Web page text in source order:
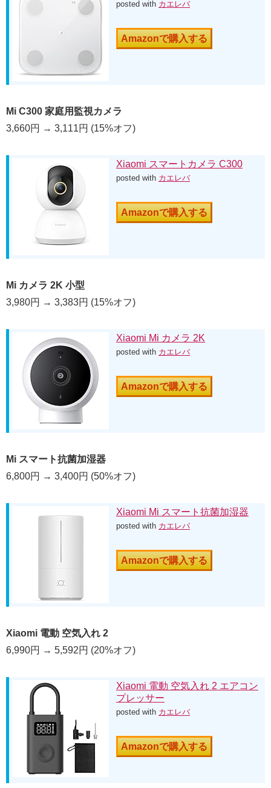
posted with カエレバ
Amazonで購入する
Mi C300 家庭用監視カメラ
3,660円 → 3,111円 (15%オフ)
Xiaomi スマートカメラ C300
posted with カエレバ
Amazonで購入する
Mi カメラ 2K 小型
3,980円 → 3,383円 (15%オフ)
Xiaomi Mi カメラ 2K
posted with カエレバ
Amazonで購入する
Mi スマート抗菌加湿器
6,800円 → 3,400円 (50%オフ)
Xiaomi Mi スマート抗菌加湿器
posted with カエレバ
Amazonで購入する
Xiaomi 電動 空気入れ 2
6,990円 → 5,592円 (20%オフ)
Xiaomi 電動 空気入れ 2 エアコン
プレッサー
posted with カエレバ
Amazonで購入する